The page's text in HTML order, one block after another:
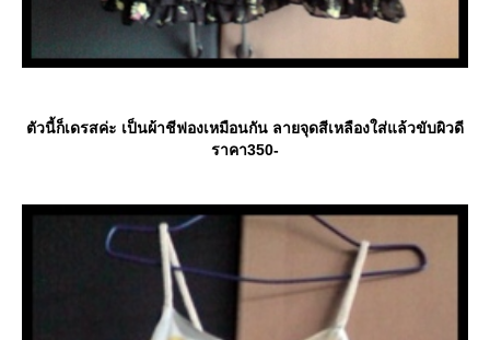
ตัวนี้ก็เดรสค่ะ เป็นผ้าชีฟองเหมือนกัน ลายจุดสีเหลืองใส่แล้วขับผิวดี
ราคา350-